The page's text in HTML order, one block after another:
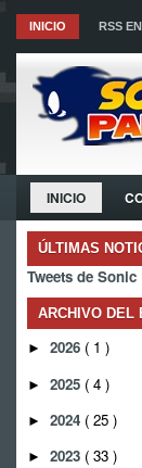
INICIO RSS
INICIO
ÚLTIMAS
Tweets de Sonic
ARCHIVO DEL
► 2026 ( 1 )
► 2025 ( 4 )
► 2024 ( 25 )
► 2023 ( 33 )